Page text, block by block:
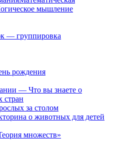
мышление
— группировка
рождения
— Что вы знаете о
стран
за столом
о животных для детей
множеств»